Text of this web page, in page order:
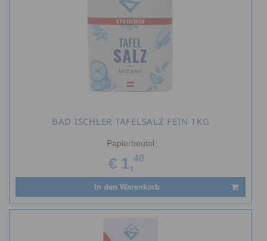
BAD ISCHLER TAFELSALZ FEIN 1KG
Papierbeutel
€ 1,40
In den Warenkorb